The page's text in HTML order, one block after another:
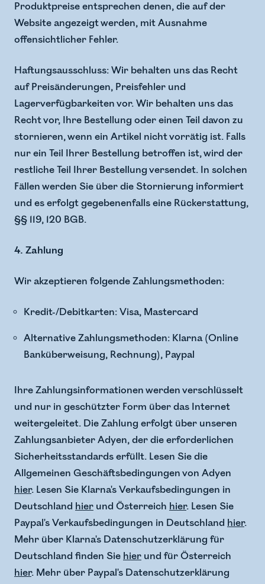
Produktpreise entsprechen denen, die auf der
Website angezeigt werden, mit Ausnahme
offensichtlicher Fehler.
Haftungsausschluss: Wir behalten uns das Recht
auf Preisänderungen, Preisfehler und
Lagerverfügbarkeiten vor. Wir behalten uns das
Recht vor, Ihre Bestellung oder einen Teil davon zu
stornieren, wenn ein Artikel nicht vorrätig ist. Falls
nur ein Teil Ihrer Bestellung betroffen ist, wird der
restliche Teil Ihrer Bestellung versendet. In solchen
Fällen werden Sie über die Stornierung informiert
und es erfolgt gegebenenfalls eine Rückerstattung,
§§ 119, 120 BGB.
4. Zahlung
Wir akzeptieren folgende Zahlungsmethoden:
Kredit-/Debitkarten: Visa, Mastercard
Alternative Zahlungsmethoden: Klarna (Online
Banküberweisung, Rechnung), Paypal
Ihre Zahlungsinformationen werden verschlüsselt
und nur in geschützter Form über das Internet
weitergeleitet. Die Zahlung erfolgt über unseren
Zahlungsanbieter Adyen, der die erforderlichen
Sicherheitsstandards erfüllt. Lesen Sie die
Allgemeinen Geschäftsbedingungen von Adyen
hier. Lesen Sie Klarna's Verkaufsbedingungen in
Deutschland hier und Österreich hier. Lesen Sie
Paypal's Verkaufsbedingungen in Deutschland hier.
Mehr über Klarna's Datenschutzerklärung für
Deutschland finden Sie hier und für Österreich
hier. Mehr über Paypal's Datenschutzerklärung